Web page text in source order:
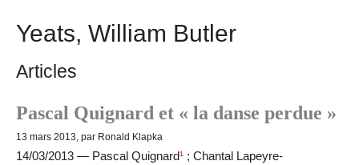
Yeats, William Butler
Articles
Pascal Quignard et « la danse perdue »
13 mars 2013, par Ronald Klapka
14/03/2013 — Pascal Quignard¹ ; Chantal Lapeyre-